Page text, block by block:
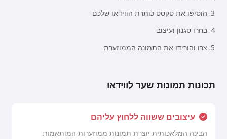
הוסיפו את טקסט כותרת הווידאו שלכם
בחרו סגנון ועיצוב
צרו והורידו את התמונה הממוזערת
תכונות תמונות שער לווידאו
עיצובים ששווה ללחוץ עליהם
הבינה המלאכותית יוצרת תמונות ממוזערות המותאמות